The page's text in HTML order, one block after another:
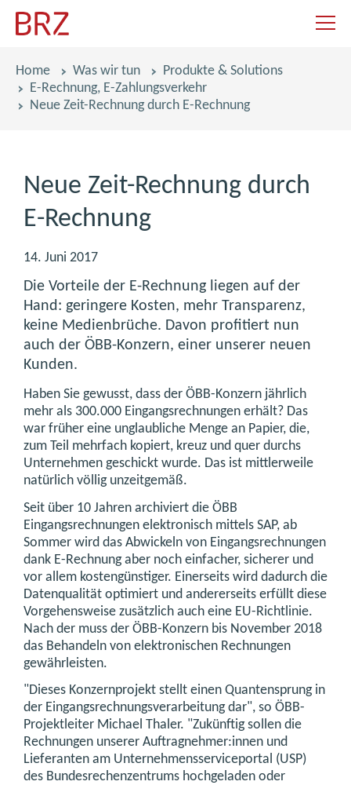
Pfadnavigation
Home Was wir tun
Produkte & Solutions
E-Rechnung, E-Zahlungsverkehr
Neue Zeit-Rechnung durch E-Rechnung
Neue Zeit-Rechnung durch
E-Rechnung
14. Juni 2017
Die Vorteile der E-Rechnung liegen auf der
Hand: geringere Kosten, mehr Transparenz,
keine Medienbrüche. Davon profitiert nun
auch der ÖBB-Konzern, einer unserer neuen
Kunden.
Haben Sie gewusst, dass der ÖBB-Konzern jährlich
mehr als 300.000 Eingangsrechnungen erhält? Das
war früher eine unglaubliche Menge an Papier, die,
zum Teil mehrfach kopiert, kreuz und quer durchs
Unternehmen geschickt wurde. Das ist mittlerweile
natürlich völlig unzeitgemäß.
Seit über 10 Jahren archiviert die ÖBB
Eingangsrechnungen elektronisch mittels SAP, ab
Sommer wird das Abwickeln von Eingangsrechnungen
dank E-Rechnung aber noch einfacher, sicherer und
vor allem kostengünstiger. Einerseits wird dadurch die
Datenqualität optimiert und andererseits erfüllt diese
Vorgehensweise zusätzlich auch eine EU-Richtlinie.
Nach der muss der ÖBB-Konzern bis November 2018
das Behandeln von elektronischen Rechnungen
gewährleisten.
"Dieses Konzernprojekt stellt einen Quantensprung in
der Eingangsrechnungsverarbeitung dar", so ÖBB-
Projektleiter Michael Thaler. "Zukünftig sollen die
Rechnungen unserer Auftragnehmer:innen und
Lieferanten am Unternehmensserviceportal (USP)
des Bundesrechenzentrums hochgeladen oder